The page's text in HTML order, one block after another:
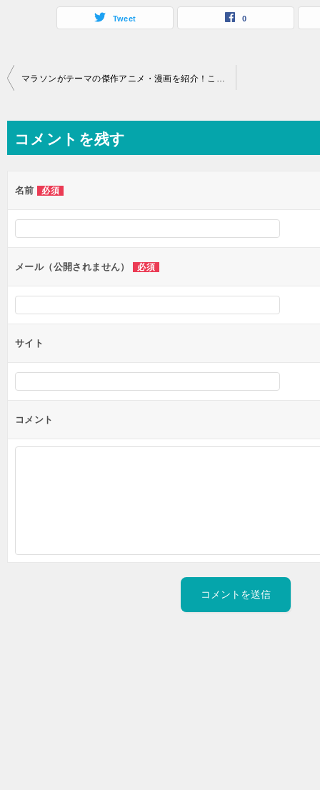
Tweet 0
投
ナ
ビ
ー
ョ
ン
コメントを残す
名前 必須
メール（公開されません） 必須
サイト
コメント